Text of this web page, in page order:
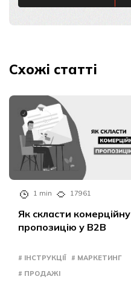
Схожі статті
1 min 17961
Як скласти комерційну
пропозицію у B2B
# ІНСТРУКЦІЇ
# МАРКЕТИНГ
# ПРОДАЖІ